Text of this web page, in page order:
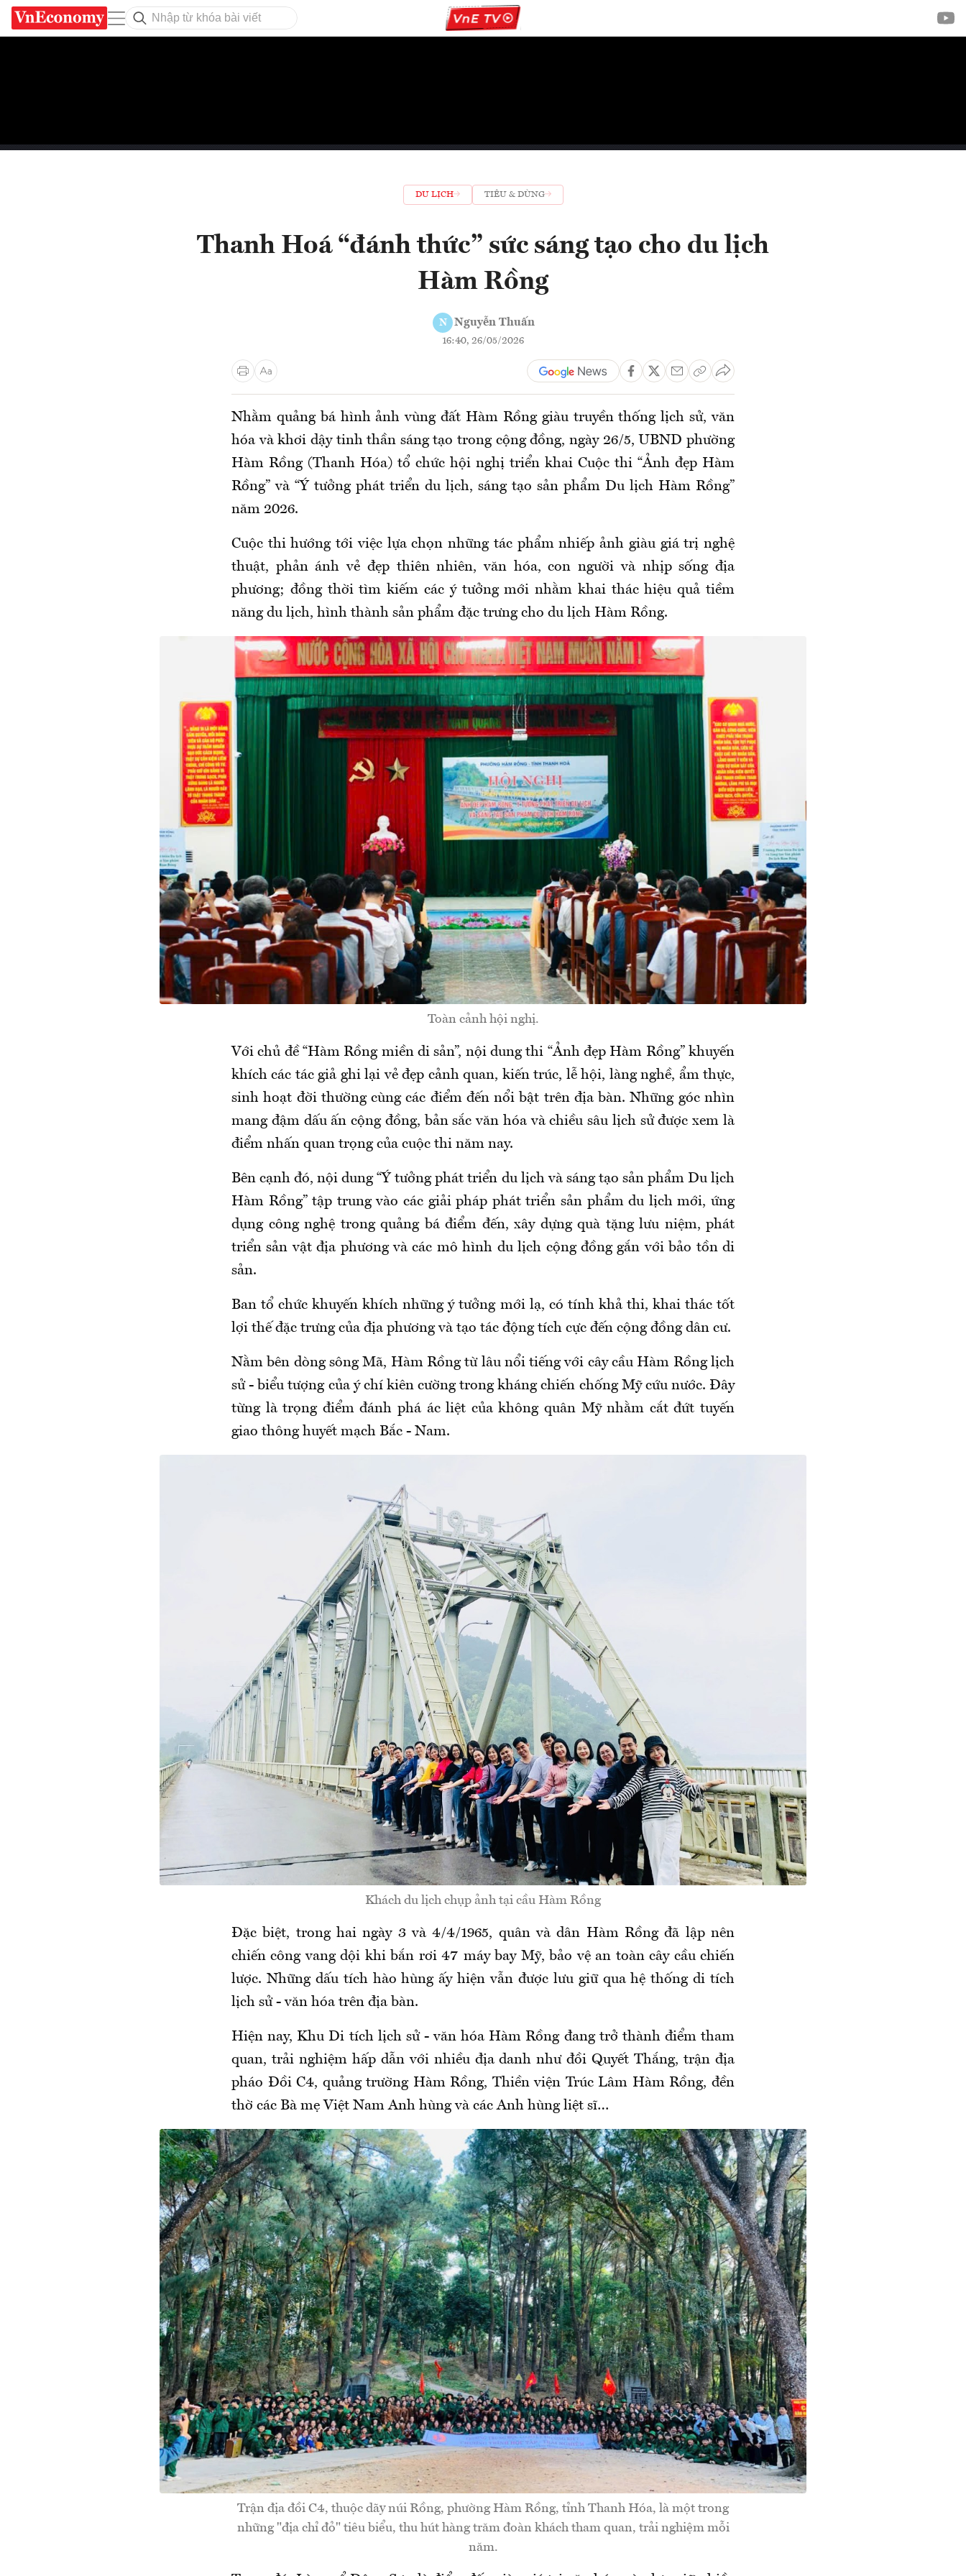
DU LỊCH TIÊU & DÙNG
Thanh Hoá “đánh thức” sức sáng tạo cho du lịch
Hàm Rồng
N Nguyễn Thuấn
16:40, 26/05/2026
Nhằm quảng bá hình ảnh vùng đất Hàm Rồng giàu truyền thống lịch sử, văn
hóa và khơi dậy tinh thần sáng tạo trong cộng đồng, ngày 26/5, UBND phường
Hàm Rồng (Thanh Hóa) tổ chức hội nghị triển khai Cuộc thi “Ảnh đẹp Hàm
Rồng” và “Ý tưởng phát triển du lịch, sáng tạo sản phẩm Du lịch Hàm Rồng”
năm 2026.
Cuộc thi hướng tới việc lựa chọn những tác phẩm nhiếp ảnh giàu giá trị nghệ
thuật, phản ánh vẻ đẹp thiên nhiên, văn hóa, con người và nhịp sống địa
phương; đồng thời tìm kiếm các ý tưởng mới nhằm khai thác hiệu quả tiềm
năng du lịch, hình thành sản phẩm đặc trưng cho du lịch Hàm Rồng.
Toàn cảnh hội nghị.
Với chủ đề “Hàm Rồng miền di sản”, nội dung thi “Ảnh đẹp Hàm Rồng” khuyến
khích các tác giả ghi lại vẻ đẹp cảnh quan, kiến trúc, lễ hội, làng nghề, ẩm thực,
sinh hoạt đời thường cùng các điểm đến nổi bật trên địa bàn. Những góc nhìn
mang đậm dấu ấn cộng đồng, bản sắc văn hóa và chiều sâu lịch sử được xem là
điểm nhấn quan trọng của cuộc thi năm nay.
Bên cạnh đó, nội dung “Ý tưởng phát triển du lịch và sáng tạo sản phẩm Du lịch
Hàm Rồng” tập trung vào các giải pháp phát triển sản phẩm du lịch mới, ứng
dụng công nghệ trong quảng bá điểm đến, xây dựng quà tặng lưu niệm, phát
triển sản vật địa phương và các mô hình du lịch cộng đồng gắn với bảo tồn di
sản.
Ban tổ chức khuyến khích những ý tưởng mới lạ, có tính khả thi, khai thác tốt
lợi thế đặc trưng của địa phương và tạo tác động tích cực đến cộng đồng dân cư.
Nằm bên dòng sông Mã, Hàm Rồng từ lâu nổi tiếng với cây cầu Hàm Rồng lịch
sử - biểu tượng của ý chí kiên cường trong kháng chiến chống Mỹ cứu nước. Đây
từng là trọng điểm đánh phá ác liệt của không quân Mỹ nhằm cắt đứt tuyến
giao thông huyết mạch Bắc - Nam.
Khách du lịch chụp ảnh tại cầu Hàm Rồng
Đặc biệt, trong hai ngày 3 và 4/4/1965, quân và dân Hàm Rồng đã lập nên
chiến công vang dội khi bắn rơi 47 máy bay Mỹ, bảo vệ an toàn cây cầu chiến
lược. Những dấu tích hào hùng ấy hiện vẫn được lưu giữ qua hệ thống di tích
lịch sử - văn hóa trên địa bàn.
Hiện nay, Khu Di tích lịch sử - văn hóa Hàm Rồng đang trở thành điểm tham
quan, trải nghiệm hấp dẫn với nhiều địa danh như đồi Quyết Thắng, trận địa
pháo Đồi C4, quảng trường Hàm Rồng, Thiền viện Trúc Lâm Hàm Rồng, đền
thờ các Bà mẹ Việt Nam Anh hùng và các Anh hùng liệt sĩ…
Trận địa đồi C4, thuộc dãy núi Rồng, phường Hàm Rồng, tỉnh Thanh Hóa, là một trong
những "địa chỉ đỏ" tiêu biểu, thu hút hàng trăm đoàn khách tham quan, trải nghiệm mỗi
năm.